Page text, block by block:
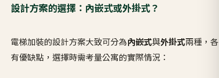
設計方案的選擇：內嵌式或外掛式？
電梯加裝的設計方案大致可分為內嵌式與外掛式兩種，各
有優缺點，選擇時需考量公寓的實際情況：